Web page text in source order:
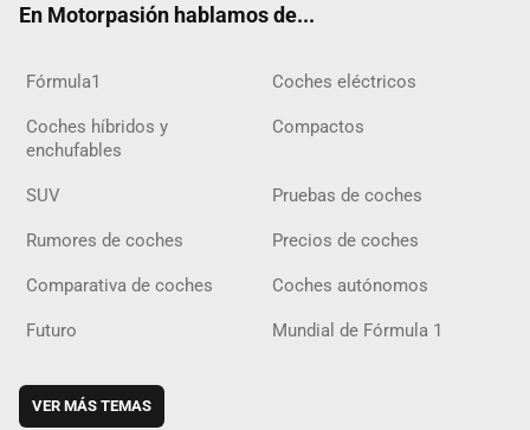
En Motorpasión hablamos de...
Fórmula1 Coches eléctricos
Coches híbridos y
enchufables
Compactos
SUV Pruebas de coches
Rumores de coches Precios de coches
Comparativa de coches Coches autónomos
Futuro Mundial de Fórmula 1
VER MÁS TEMAS